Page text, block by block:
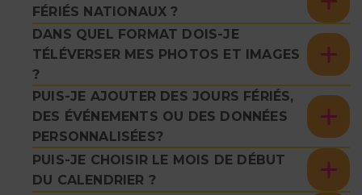
FÉRIÉS NATIONAUX ?
DANS QUEL FORMAT DOIS-JE
TÉLÉVERSER MES PHOTOS ET IMAGES
?
PUIS-JE AJOUTER DES JOURS FÉRIÉS,
DES ÉVÉNEMENTS OU DES DONNÉES
PERSONNALISÉES?
PUIS-JE CHOISIR LE MOIS DE DÉBUT
DU CALENDRIER ?